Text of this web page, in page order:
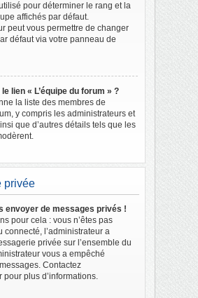
pour déterminer le rang et la
affichés par défaut.
peut vous permettre de changer
défaut via votre panneau de
lien « L’équipe du forum » ?
la liste des membres de
y compris les administrateurs et
que d’autres détails tels que les
privée
envoyer de messages privés !
pour cela : vous n’êtes pas
connecté, l’administrateur a
privée sur l’ensemble du
vous a empêché
Contactez
pour plus d’informations.